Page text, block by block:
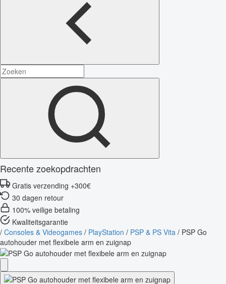
Recente zoekopdrachten
Gratis verzending +300€
30 dagen retour
100% veilige betaling
Kwaliteitsgarantie
/ Consoles & Videogames / PlayStation / PSP & PS Vita / PSP Go
autohouder met flexibele arm en zuignap